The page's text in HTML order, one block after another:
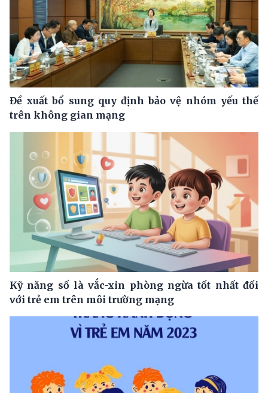
Đề xuất bổ sung quy định bảo vệ nhóm yếu thế
trên không gian mạng
Kỹ năng số là vắc-xin phòng ngừa tốt nhất đối
với trẻ em trên môi trường mạng